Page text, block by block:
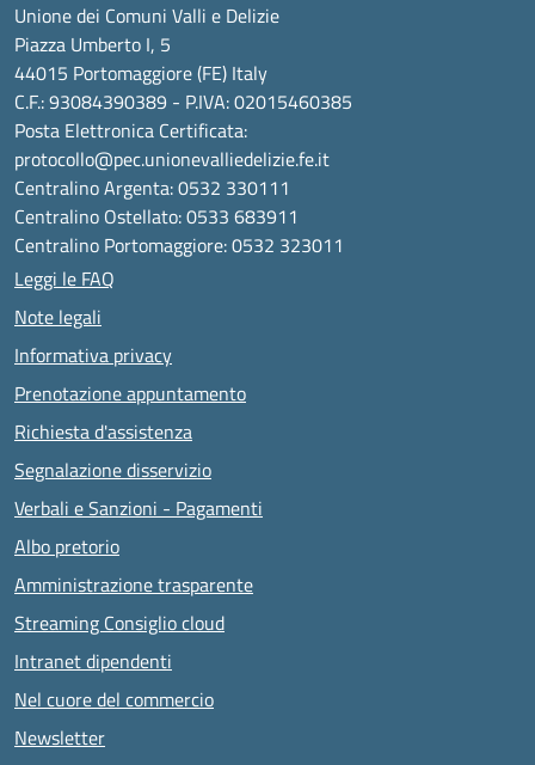
Unione dei Comuni Valli e Delizie
Piazza Umberto I, 5
44015 Portomaggiore (FE) Italy
C.F.: 93084390389 - P.IVA: 02015460385
Posta Elettronica Certificata:
protocollo@pec.unionevalliedelizie.fe.it
Centralino Argenta: 0532 330111
Centralino Ostellato: 0533 683911
Centralino Portomaggiore: 0532 323011
Leggi le FAQ
Note legali
Informativa privacy
Prenotazione appuntamento
Richiesta d'assistenza
Segnalazione disservizio
Verbali e Sanzioni - Pagamenti
Albo pretorio
Amministrazione trasparente
Streaming Consiglio cloud
Intranet dipendenti
Nel cuore del commercio
Newsletter